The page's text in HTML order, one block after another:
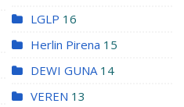
LGLP 16
Herlin Pirena 15
DEWI GUNA 14
VEREN 13